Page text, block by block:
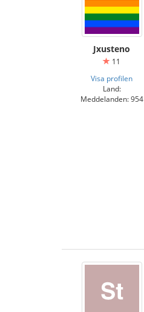
Jxusteno
11
Visa profilen
Land:
Meddelanden: 954